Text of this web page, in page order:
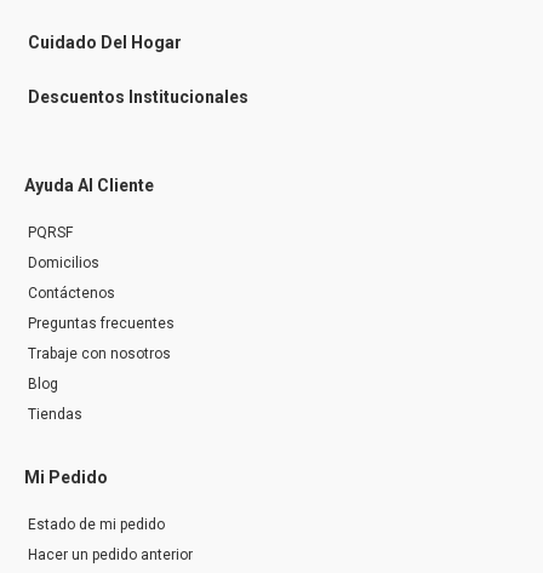
r
Cuidado Del Hogar
Descuentos Institucionales
Ayuda Al Cliente
PQRSF
Domicilios
Contáctenos
Preguntas frecuentes
Trabaje con nosotros
Blog
Tiendas
Mi Pedido
Estado de mi pedido
Hacer un pedido anterior